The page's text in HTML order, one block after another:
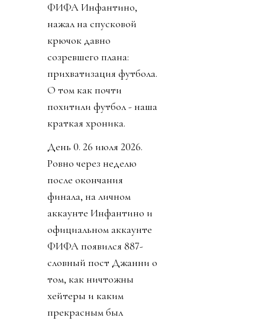
ФИФА Инфантино,
нажал на спусковой
крючок давно
созревшего плана:
прихватизация футбола.
О том как почти
похитили футбол - наша
краткая хроника.
День 0. 26 июля 2026.
Ровно через неделю
после окончания
финала, на личном
аккаунте Инфантино и
официальном аккаунте
ФИФА появился 887-
словный пост Джанни о
том, как ничтожны
хейтеры и каким
прекрасным был